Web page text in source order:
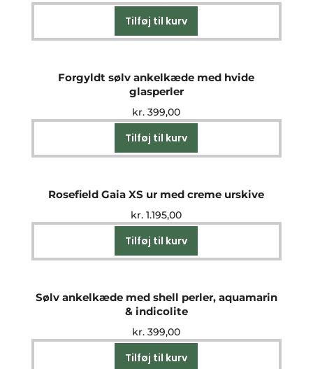
Tilføj til kurv
Forgyldt sølv ankelkæde med hvide
glasperler
kr. 399,00
Tilføj til kurv
Rosefield Gaia XS ur med creme urskive
kr. 1.195,00
Tilføj til kurv
Sølv ankelkæde med shell perler, aquamarin
& indicolite
kr. 399,00
Tilføj til kurv